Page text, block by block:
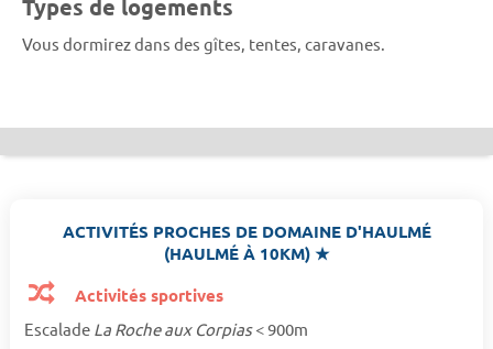
Types de logements
Vous dormirez dans des gîtes, tentes, caravanes.
ACTIVITÉS PROCHES DE DOMAINE D'HAULMÉ
(HAULMÉ À 10KM) ★
Activités sportives
Escalade La Roche aux Corpias< 900m